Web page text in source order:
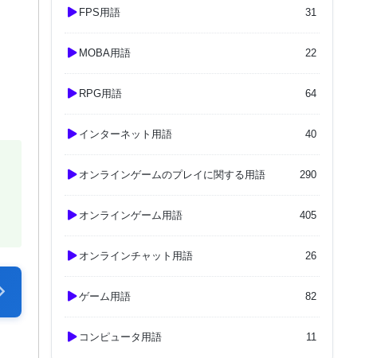
FPS用語 31
MOBA用語 22
RPG用語 64
インターネット用語 40
オンラインゲームのプレイに関する用語 290
オンラインゲーム用語 405
オンラインチャット用語 26
ゲーム用語 82
コンピュータ用語 11